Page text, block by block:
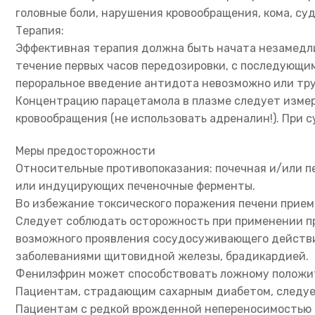
головные боли, нарушения кровообращения, кома,
Терапия:
Эффективная терапия должна быть начата
течение первых часов передозировки, с
пероральное введение антидота невозможно или
Концентрацию парацетамола в плазме следует
кровообращения (не использовать адреналин!). При
Меры предосторожности
Относительные противопоказания: почечная и/или
или индуцирующих печеночные ферменты.
Во избежание токсического поражения печени
Следует соблюдать осторожность при применении
возможного проявления сосудосуживающего
заболеваниями щитовидной железы, брадикардией.
Фенилэфрин может способствовать ложному
Пациентам, страдающим сахарным диабетом,
Пациентам с редкой врожденной